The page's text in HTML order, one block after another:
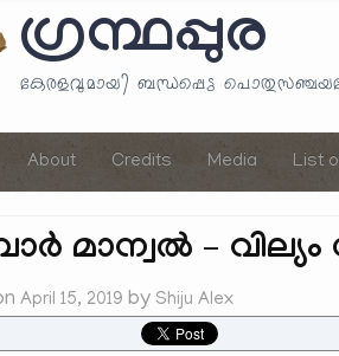
ഗ്രന്ഥപ്പുര
കേരളവുമായി ബന്ധപ്പെട്ട
About Credits Media List
മാന്വൽ – വില്യം
April 15, 2019 by Shiju Alex